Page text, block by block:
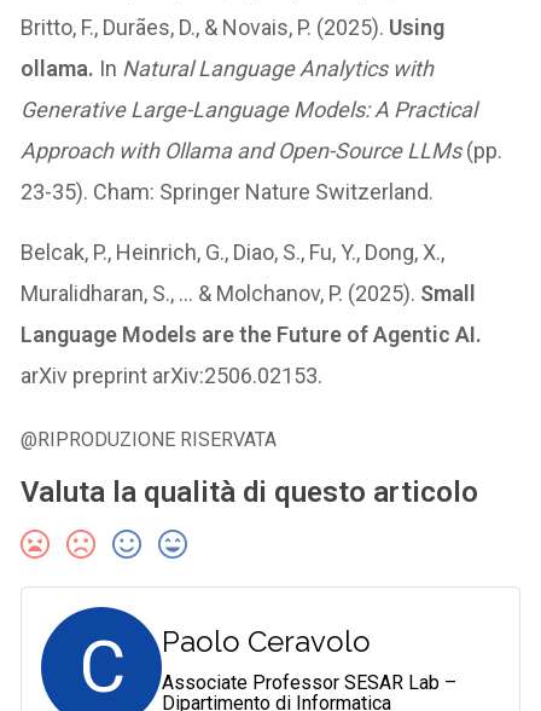
Britto, F., Durães, D., & Novais, P. (2025). Using
ollama. In Natural Language Analytics with
Generative Large-Language Models: A Practical
Approach with Ollama and Open-Source LLMs(pp.
23-35). Cham: Springer Nature Switzerland.
Belcak, P., Heinrich, G., Diao, S., Fu, Y., Dong, X.,
Muralidharan, S., … & Molchanov, P. (2025). Small
Language Models are the Future of Agentic AI.
arXiv preprint arXiv:2506.02153.
@RIPRODUZIONE RISERVATA
Valuta la qualità di questo articolo
C Paolo Ceravolo
Associate Professor SESAR Lab –
Dipartimento di Informatica